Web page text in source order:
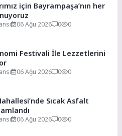
için Bayrampaşa’nın her
06 Ağu 2026 0 0
Festivali İle Lezzetlerini
06 Ağu 2026 0 0
Sıcak Asfalt
06 Ağu 2026 0 0